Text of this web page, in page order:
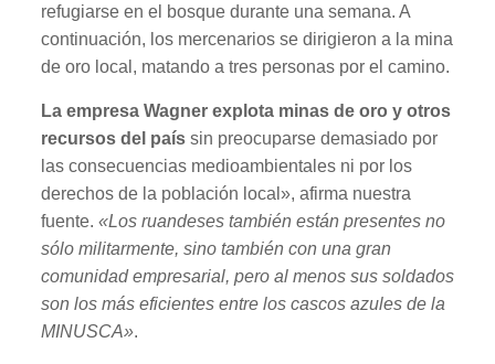
refugiarse en el bosque durante una semana. A
continuación, los mercenarios se dirigieron a la mina
de oro local, matando a tres personas por el camino.
La empresa Wagner explota minas de oro y otros
recursos del paíssin preocuparse demasiado por
las consecuencias medioambientales ni por los
derechos de la población local», afirma nuestra
fuente. «Los ruandeses también están presentes no
sólo militarmente, sino también con una gran
comunidad empresarial, pero al menos sus soldados
son los más eficientes entre los cascos azules de la
MINUSCA».